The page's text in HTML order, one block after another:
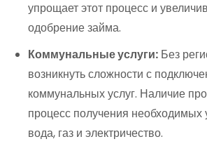
упрощает этот процесс и
одобрение займа.
Коммунальные услуги: Без
возникнуть сложности с
коммунальных услуг. Наличие
процесс получения необходимых
вода, газ и электричество.